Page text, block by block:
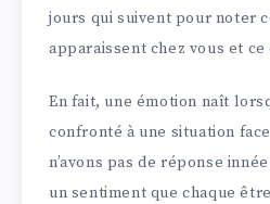
jours qui suivent pour noter
apparaissent chez vous et
En fait, une émotion naît
confronté à une situation
n’avons pas de réponse
un sentiment que chaque